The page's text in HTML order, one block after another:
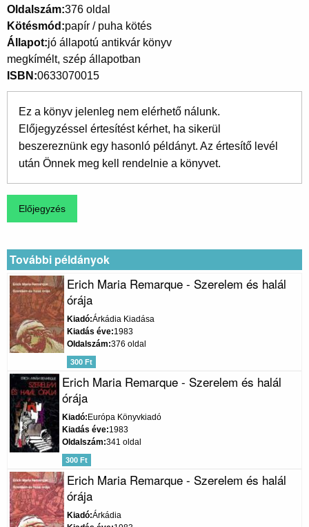
Oldalszám 376 oldal
Kötésmód papír / puha kötés
Állapot jó állapotú antikvár könyv
megkímélt, szép állapotban
ISBN 0633070015
Ez a könyv jelenleg nem elérhető nálunk.
Előjegyzéssel értesítést kérhet, ha sikerül
beszereznünk egy hasonló példányt. Az értesítő levél
után Önnek meg kell rendelnie a könyvet.
További példányok
Erich Maria Remarque - Szerelem és halál
órája
Kiadó Árkádia Kiadása
Kiadás éve 1983
Oldalszám 376 oldal
300 Ft
Erich Maria Remarque - Szerelem és halál
órája
Kiadó Európa Könyvkiadó
Kiadás éve 1983
Oldalszám 341 oldal
300 Ft
Erich Maria Remarque - Szerelem és halál
órája
Kiadó Árkádia